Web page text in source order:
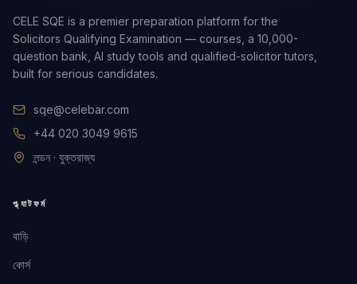
CELE SQE is a premier preparation platform for the
Solicitors Qualifying Examination — courses, a 10,000-
question bank, AI study tools and qualified-solicitor tutors,
built for serious candidates.
sqe@celebar.com
+44 020 3049 9615
লন্ডন · যুক্তরাজ্য
প্ল্যাটফর্ম
বাড়ি
কোর্স